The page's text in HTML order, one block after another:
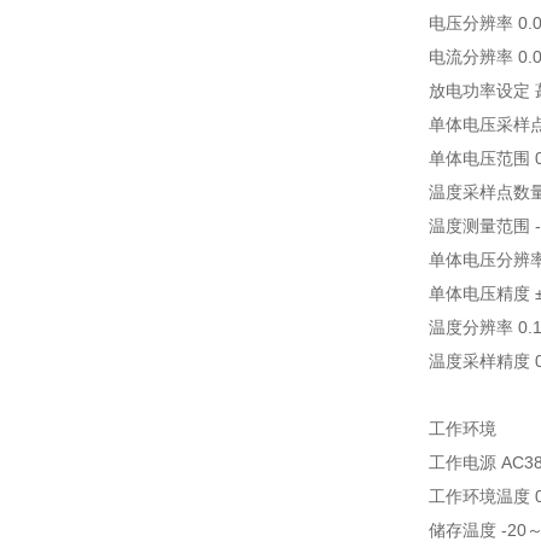
电压分辨率
电流分辨率
放电功率设定
单体电压采样
单体电压范围
温度采样点数
温度测量范
单体电压分辨
单体电压精度
温度分辨率
温度采样精
工作环境
工作电源
工作环境温度
储存温度 -20